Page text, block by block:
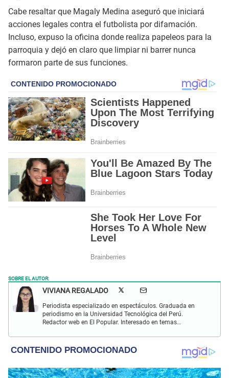
Cabe resaltar que Magaly Medina aseguró que iniciará
acciones legales contra el futbolista por difamación.
Incluso, expuso la oficina donde realiza papeleos para la
parroquia y dejó en claro que limpiar ni barrer nunca
formaron parte de sus funciones.
SOBRE EL AUTOR:
VIVIANA REGALADO
Periodista especializado en espectáculos. Graduada en
periodismo en la Universidad Tecnológica del Perú.
Redactor web en El Popular. Interesado en temas
y crónicas.